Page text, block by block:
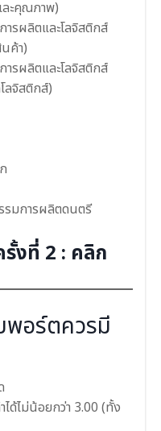
ละคุณภาพ)
ารผลิตและโลจิสติกส์
ค้า)
ารผลิตและโลจิสติกส์
ลจิสติกส์)
รมการผลิตดนตรี
งที่ 2 : คลิก
อร์ตควรมี
ได้ไม่น้อยกว่า 3.00 (ทั้ง